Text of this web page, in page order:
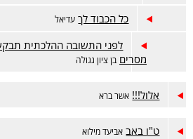
כל הכבוד לך עדיאל
לפני התשובה ההלכתית
מסרים בן ציון גגולה
אלול!!! אשר ברא
ט"ו באב אביעד מילוא